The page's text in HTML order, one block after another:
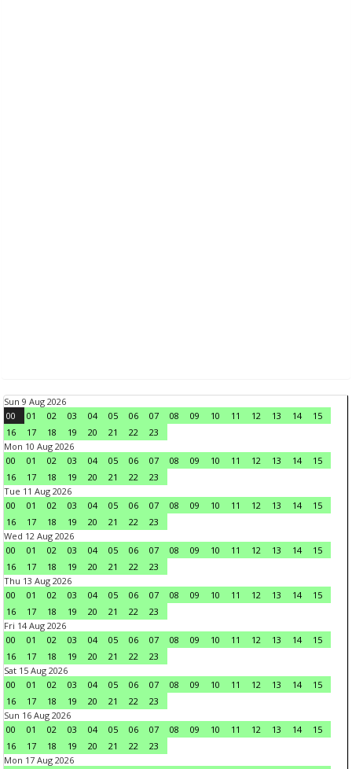
Sun 9 Aug 2026
00
01 02 03 04 05 06 07 08 09 10 11 12 13 14
15
16
17 18 19 20 21 22
23
Mon 10 Aug 2026
00
01 02 03 04 05 06 07 08 09 10 11 12 13 14
15
16
17 18 19 20 21 22
23
Tue 11 Aug 2026
00
01 02 03 04 05 06 07 08 09 10 11 12 13 14
15
16
17 18 19 20 21 22
23
Wed 12 Aug 2026
00
01 02 03 04 05 06 07 08 09 10 11 12 13 14
15
16
17 18 19 20 21 22
23
Thu 13 Aug 2026
00
01 02 03 04 05 06 07 08 09 10 11 12 13 14
15
16
17 18 19 20 21 22
23
Fri 14 Aug 2026
00
01 02 03 04 05 06 07 08 09 10 11 12 13 14
15
16
17 18 19 20 21 22
23
Sat 15 Aug 2026
00
01 02 03 04 05 06 07 08 09 10 11 12 13 14
15
16
17 18 19 20 21 22
23
Sun 16 Aug 2026
00
01 02 03 04 05 06 07 08 09 10 11 12 13 14
15
16
17 18 19 20 21 22
23
Mon 17 Aug 2026